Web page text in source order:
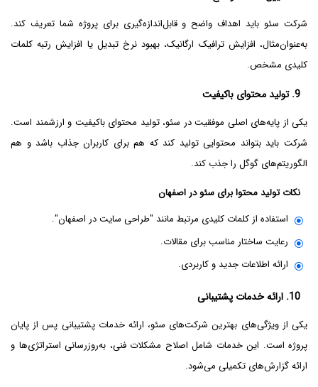
شرکت سئو باید اهداف واضح و قابل‌اندازه‌گیری برای پروژه شما تعریف کند.
به‌عنوان‌مثال، افزایش ترافیک ارگانیک، بهبود نرخ تبدیل یا افزایش رتبه کلمات
کلیدی مشخص.
9. تولید محتوای باکیفیت
یکی از پایه‌های اصلی موفقیت در سئو، تولید محتوای باکیفیت و ارزشمند است.
شرکت باید بتواند محتوایی تولید کند که هم برای کاربران جذاب باشد و هم
الگوریتم‌های گوگل را جذب کند.
نکات تولید محتوا برای سئو در اصفهان
استفاده از کلمات کلیدی مرتبط مانند "طراحی سایت در اصفهان".
رعایت ساختار مناسب برای مقالات.
ارائه اطلاعات جدید و کاربردی.
10. ارائه خدمات پشتیبانی
یکی از ویژگی‌های بهترین شرکت‌های سئو، ارائه خدمات پشتیبانی پس از پایان
پروژه است. این خدمات شامل اصلاح مشکلات فنی، به‌روزرسانی استراتژی‌ها و
ارائه گزارش‌های تکمیلی می‌شود.